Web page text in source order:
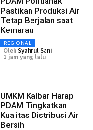
Pastikan Produksi Air
Tetap Berjalan saat
Kemarau
REGIONAL
OlehSyahrul Sani
1 jam yang lalu
UMKM Kalbar Harap
PDAM Tingkatkan
Kualitas Distribusi Air
Bersih